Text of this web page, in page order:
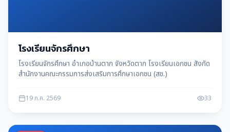
โรงเรียนจักรศึกษา
โรงเรียนจักรศึกษา อำเภอบ้านตาก จังหวัดตาก โรงเรียนเอกชน สังกัด
สำนักงานคณะกรรมการส่งเสริมการศึกษาเอกชน (สช.)
19 ก.ค. 2569 33